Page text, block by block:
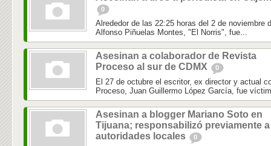
0
Alrededor de las 22:25 horas del 2 de noviembre
Alfonso Piñuelas Montes, "El Norris", fue...
Asesinan a colaborador de Revista
Proceso al sur de CDMX
0
El 27 de octubre el escritor, ex director y actual
Proceso, Juan Guillermo López García, fue
Asesinan a blogger Mariano Soto en
Tijuana; responsabilizó previamente a
autoridades locales
0